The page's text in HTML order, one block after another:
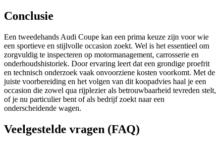
Conclusie
Een tweedehands Audi Coupe kan een prima keuze zijn voor wie
een sportieve en stijlvolle occasion zoekt. Wel is het essentieel om
zorgvuldig te inspecteren op motormanagement, carrosserie en
onderhoudshistoriek. Door ervaring leert dat een grondige proefrit
en technisch onderzoek vaak onvoorziene kosten voorkomt. Met de
juiste voorbereiding en het volgen van dit koopadvies haal je een
occasion die zowel qua rijplezier als betrouwbaarheid tevreden stelt,
of je nu particulier bent of als bedrijf zoekt naar een
onderscheidende wagen.
Veelgestelde vragen (FAQ)